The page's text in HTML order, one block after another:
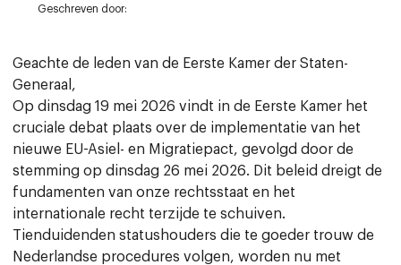
Geschreven door:
Geachte de leden van de Eerste Kamer der Staten-
Generaal,
Op dinsdag 19 mei 2026 vindt in de Eerste Kamer het
cruciale debat plaats over de implementatie van het
nieuwe EU-Asiel- en Migratiepact, gevolgd door de
stemming op dinsdag 26 mei 2026. Dit beleid dreigt de
fundamenten van onze rechtsstaat en het
internationale recht terzijde te schuiven.
Tienduidenden statushouders die te goeder trouw de
Nederlandse procedures volgen, worden nu met